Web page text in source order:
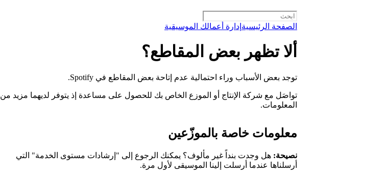
الصفحة الرئيسية إدارة أعمالك الموسيقية
ألا تظهر بعض المقاطع؟
توجد بعض الأسباب وراء احتمالية عدم إتاحة بعض المقاطع في Spotify.
تواصَل مع شركة الإنتاج أو الموزع الخاص بك للحصول على مساعدة إذ يتوفر لديهما مزيد من
المعلومات.
معلومات خاصة بالموزّعين
نصيحة: هل وجدت بنداً غير مألوف؟ يمكنك الرجوع إلى "إرشادات مستوى الخدمة" التي
أرسلناها عندما أرسلت إلينا الموسيقى لأول مرة.